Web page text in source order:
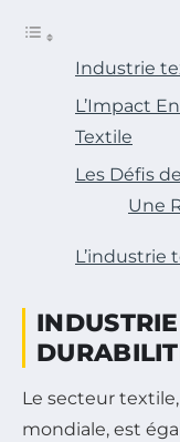
Industrie
L’Impact
Textile
Les Défis
Une
L’industrie
Le secteur
mondiale, est